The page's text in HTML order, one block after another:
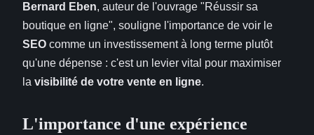
Bernard Eben, auteur de l'ouvrage "Réussir sa
boutique en ligne", souligne l'importance de voir le
SEO comme un investissement à long terme plutôt
qu'une dépense : c'est un levier vital pour maximiser
la visibilité de votre vente en ligne.
L'importance d'une expérience